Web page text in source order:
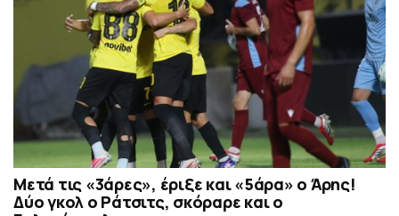
Μετά τις «3άρες», έριξε και «5άρα» ο Άρης!
Δύο γκολ ο Ράτσιτς, σκόραρε και ο